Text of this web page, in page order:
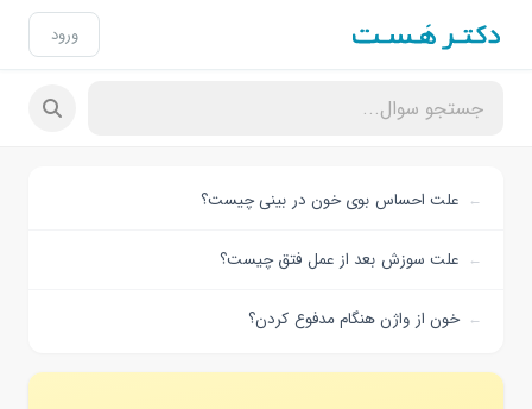
ورود
علت احساس بوی خون در بینی چیست؟
علت سوزش بعد از عمل فتق چیست؟
خون از واژن هنگام مدفوع کردن؟